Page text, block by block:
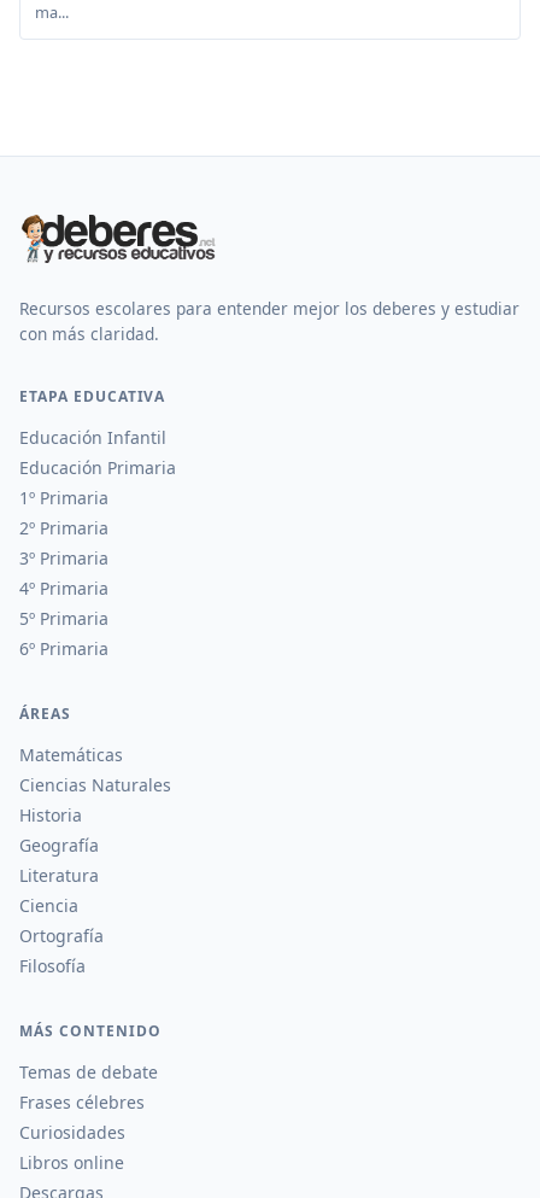
ma...
Recursos escolares para entender mejor los deberes y estudiar
con más claridad.
ETAPA EDUCATIVA
Educación Infantil
Educación Primaria
1º Primaria
2º Primaria
3º Primaria
4º Primaria
5º Primaria
6º Primaria
ÁREAS
Matemáticas
Ciencias Naturales
Historia
Geografía
Literatura
Ciencia
Ortografía
Filosofía
MÁS CONTENIDO
Temas de debate
Frases célebres
Curiosidades
Libros online
Descargas